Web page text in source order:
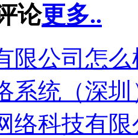
论更多..
限公司怎么
系统（深
络科技有